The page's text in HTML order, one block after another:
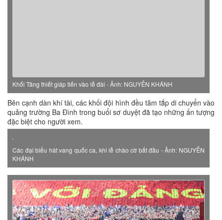
Khối Tăng thiết giáp tiến vào lễ đài - Ảnh: NGUYỄN KHÁNH
Bên cạnh dàn khí tài, các khối đội hình đều tăm tắp di chuyển vào
quảng trường Ba Đình trong buổi sơ duyệt đã tạo những ấn tượng
đặc biệt cho người xem.
Các đại biểu hát vang quốc ca, khi lễ chào cờ bắt đầu - Ảnh: NGUYỄN
KHÁNH